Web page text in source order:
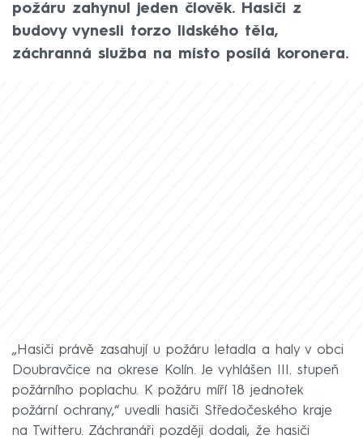
požáru zahynul jeden člověk. Hasiči z
budovy vynesli torzo lidského těla,
záchranná služba na místo posílá koronera.
„Hasiči právě zasahují u požáru letadla a haly v obci
Doubravčice na okrese Kolín. Je vyhlášen III. stupeň
požárního poplachu. K požáru míří 18 jednotek
požární ochrany,“ uvedli hasiči Středočeského kraje
na Twitteru. Záchranáři později dodali, že hasiči